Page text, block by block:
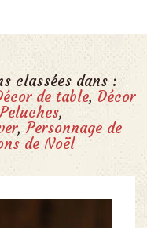
classées dans :
de table, Décor
Peluches,
,Personnage de
de Noël